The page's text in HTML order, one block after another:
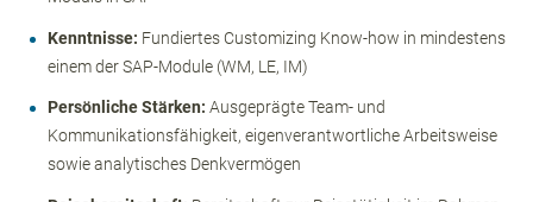
Kenntnisse: Fundiertes Customizing Know-how in mindestens
einem der SAP-Module (WM, LE, IM)
Persönliche Stärken: Ausgeprägte Team- und
Kommunikationsfähigkeit, eigenverantwortliche Arbeitsweise
sowie analytisches Denkvermögen